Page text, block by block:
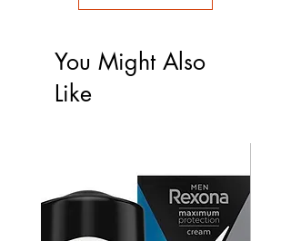
You Might Also
Like